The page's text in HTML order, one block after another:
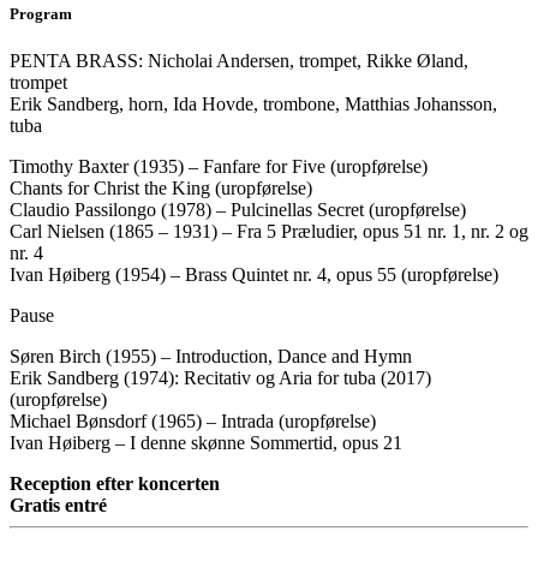
Program
PENTA BRASS: Nicholai Andersen, trompet, Rikke Øland,
trompet
Erik Sandberg, horn, Ida Hovde, trombone, Matthias Johansson,
tuba
Timothy Baxter (1935) – Fanfare for Five (uropførelse)
Chants for Christ the King (uropførelse)
Claudio Passilongo (1978) – Pulcinellas Secret (uropførelse)
Carl Nielsen (1865 – 1931) – Fra 5 Præludier, opus 51 nr. 1, nr. 2 og
nr. 4
Ivan Høiberg (1954) – Brass Quintet nr. 4, opus 55 (uropførelse)
Pause
Søren Birch (1955) – Introduction, Dance and Hymn
Erik Sandberg (1974): Recitativ og Aria for tuba (2017)
(uropførelse)
Michael Bønsdorf (1965) – Intrada (uropførelse)
Ivan Høiberg – I denne skønne Sommertid, opus 21
Reception efter koncerten
Gratis entré